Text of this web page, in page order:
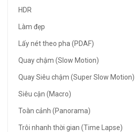
HDR
Làm đẹp
Lấy nét theo pha (PDAF)
Quay chậm (Slow Motion)
Quay Siêu chậm (Super Slow Motion)
Siêu cận (Macro)
Toàn cảnh (Panorama)
Trôi nhanh thời gian (Time Lapse)